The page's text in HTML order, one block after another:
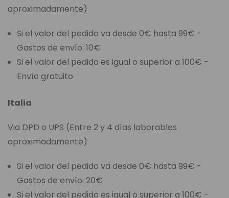
aproximadamente)
Si el valor del pedido va desde 0€ hasta 99€ -
Gastos de envío: 10€
Si el valor del pedido es igual o superior a 100€ -
Envío gratuito
Italia
Via DPD o UPS (Entre 2 y 4 días laborables
aproximadamente)
Si el valor del pedido va desde 0€ hasta 99€ -
Gastos de envío: 20€
Si el valor del pedido es igual o superior a 100€ -